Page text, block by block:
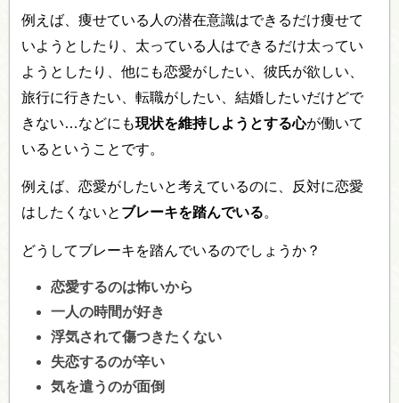
例えば、痩せている人の潜在意識はできるだけ痩せて
いようとしたり、太っている人はできるだけ太ってい
ようとしたり、他にも恋愛がしたい、彼氏が欲しい、
旅行に行きたい、転職がしたい、結婚したいだけどで
きない…などにも現状を維持しようとする心が働いて
いるということです。
例えば、恋愛がしたいと考えているのに、反対に恋愛
はしたくないと ブレーキを踏んでいる。
どうしてブレーキを踏んでいるのでしょうか？
恋愛するのは怖いから
一人の時間が好き
浮気されて傷つきたくない
失恋するのが辛い
気を遣うのが面倒